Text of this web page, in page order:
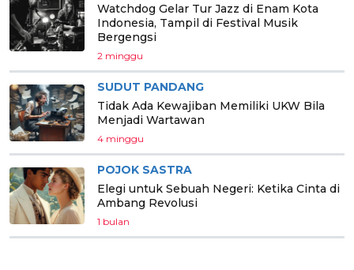
Watchdog Gelar Tur Jazz di Enam Kota
Indonesia, Tampil di Festival Musik
Bergengsi
2 minggu
SUDUT PANDANG
Tidak Ada Kewajiban Memiliki UKW Bila
Menjadi Wartawan
4 minggu
POJOK SASTRA
Elegi untuk Sebuah Negeri: Ketika Cinta di
Ambang Revolusi
1 bulan